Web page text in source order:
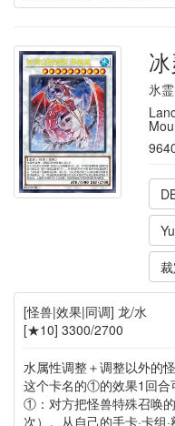
氷
[怪兽|效果|同调] 龙/水
[★10] 3300/2700
水属性调整＋调整以外的
这个卡名的①的效果1回合
①：对方把怪兽特殊召唤
次）。从自己的手卡·卡组